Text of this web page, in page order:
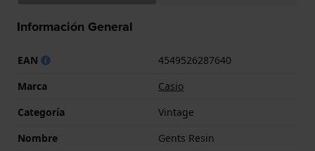
Información General
EAN
4549526287640
Marca
Casio
Categoría
Vintage
Nombre
Gents Resin